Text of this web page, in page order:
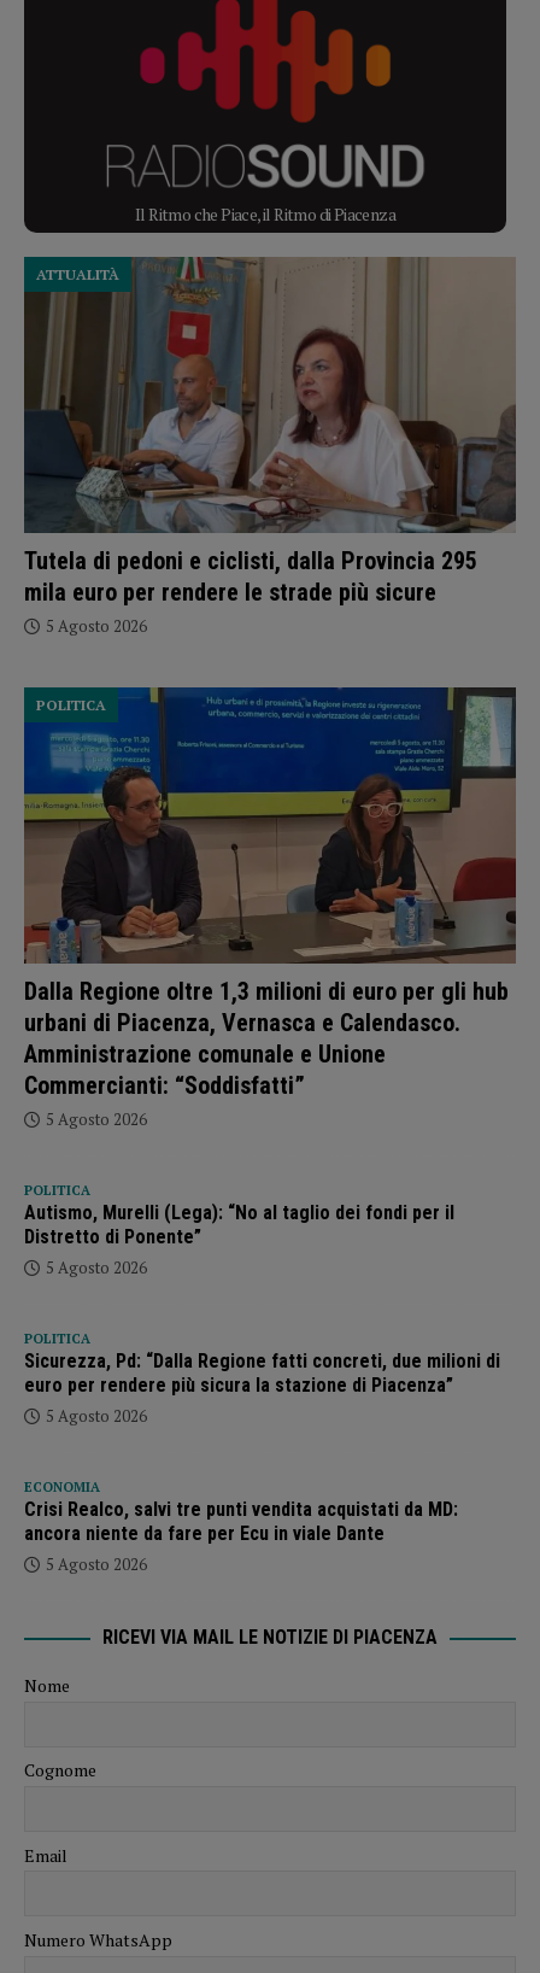
Il Ritmo che Piace, il Ritmo di Piacenza
Tutela di pedoni e ciclisti, dalla Provincia 295
mila euro per rendere le strade più sicure
ATTUALITÀ
5 Agosto 2026
Dalla Regione oltre 1,3 milioni di euro per gli hub
urbani di Piacenza, Vernasca e Calendasco.
Amministrazione comunale e Unione
Commercianti: “Soddisfatti”
POLITICA
5 Agosto 2026
POLITICA
Autismo, Murelli (Lega): “No al taglio dei fondi per il
Distretto di Ponente”
5 Agosto 2026
POLITICA
Sicurezza, Pd: “Dalla Regione fatti concreti, due milioni di
euro per rendere più sicura la stazione di Piacenza”
5 Agosto 2026
ECONOMIA
Crisi Realco, salvi tre punti vendita acquistati da MD:
ancora niente da fare per Ecu in viale Dante
5 Agosto 2026
RICEVI VIA MAIL LE NOTIZIE DI PIACENZA
Nome
Cognome
Email
Numero WhatsApp